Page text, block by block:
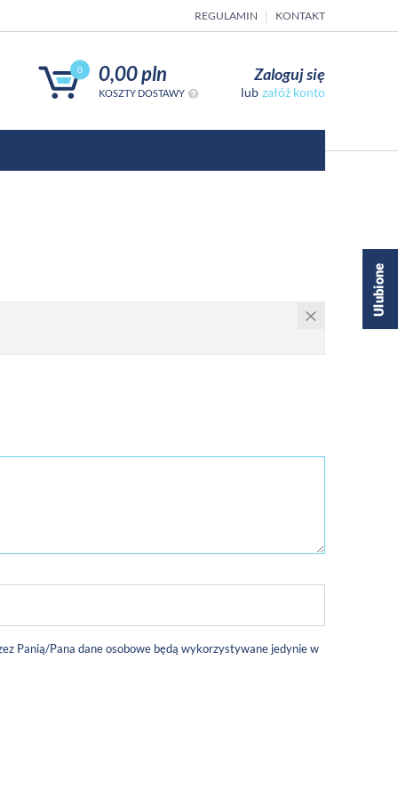
REGULAMIN KONTAKT
0 0,00 pln
KOSZTY DOSTAWY
Zaloguj się
załóż konto
Panią/Pana dane osobowe będą wykorzystywane jedynie w